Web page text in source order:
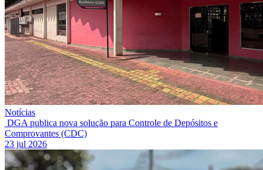
Notícias
DGA publica nova solução para Controle de Depósitos e
Comprovantes (CDC)
23 jul 2026